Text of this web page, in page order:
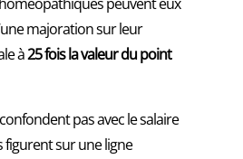
majoration sur leur
à25 fois la valeur du point
pas avec le salaire
figurent sur une ligne